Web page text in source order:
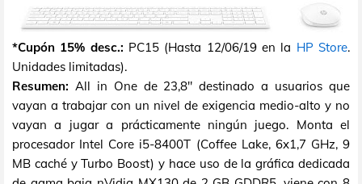
*Cupón 15% desc.: PC15 (Hasta 12/06/19 en la HP Store.
Unidades limitadas).
Resumen: All in One de 23,8" destinado a usuarios que
vayan a trabajar con un nivel de exigencia medio-alto y no
vayan a jugar a prácticamente ningún juego. Monta el
procesador Intel Core i5-8400T (Coffee Lake, 6x1,7 GHz, 9
MB caché y Turbo Boost) y hace uso de la gráfica dedicada